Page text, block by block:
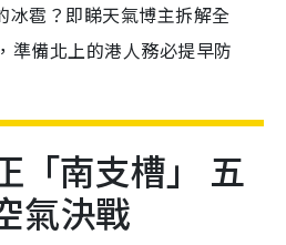
冰雹？即睇天氣博主拆解全
準備北上的港人務必提早防
「南支槽」 五
氣決戰